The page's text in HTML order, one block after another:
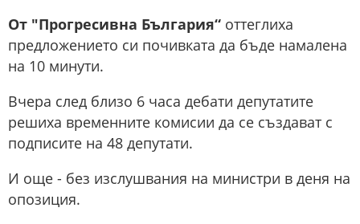
От "Прогресивна България“ оттеглиха
предложението си почивката да бъде намалена
на 10 минути.
Вчера след близо 6 часа дебати депутатите
решиха временните комисии да се създават с
подписите на 48 депутати.
И още - без изслушвания на министри в деня на
опозиция.